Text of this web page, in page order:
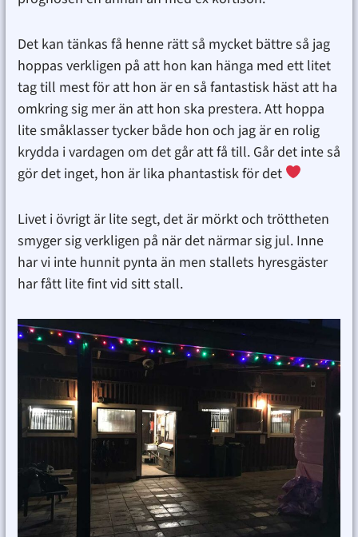
Det kan tänkas få henne rätt så mycket bättre så jag
hoppas verkligen på att hon kan hänga med ett litet
tag till mest för att hon är en så fantastisk häst att ha
omkring sig mer än att hon ska prestera. Att hoppa
lite småklasser tycker både hon och jag är en rolig
krydda i vardagen om det går att få till. Går det inte så
gör det inget, hon är lika phantastisk för det
Livet i övrigt är lite segt, det är mörkt och tröttheten
smyger sig verkligen på när det närmar sig jul. Inne
har vi inte hunnit pynta än men stallets hyresgäster
har fått lite fint vid sitt stall.